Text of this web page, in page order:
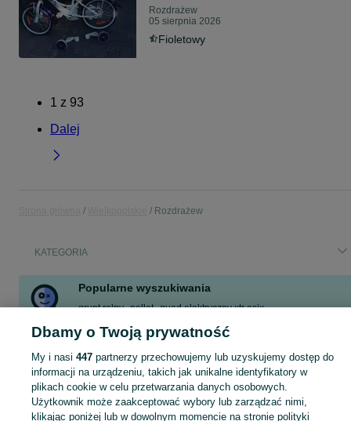
Rozdrażew
05 sierpnia 2026
Fioletowy
1 z 93
Dalej
Rozdrażew
KATEGORIA
Popularne wyszukiwania
grunt rolny pellet quad elektryczny xtr asix
quad elektryczny xtr 1200
quad elektryczny xtr
Skorzystaj z największego serwisu ogłoszeniowego - Rozdrażew i okolice! Kupuj to, czego pragniesz i sprzedawaj to, czego już nie potrzebujesz!
Dbamy o Twoją prywatność
My i nasi 447partnerzy przechowujemy lub uzyskujemy dostęp do
informacji na urządzeniu, takich jak unikalne identyfikatory w
plikach cookie w celu przetwarzania danych osobowych.
Użytkownik może zaakceptować wybory lub zarządzać nimi,
klikając poniżej lub w dowolnym momencie na stronie polityki